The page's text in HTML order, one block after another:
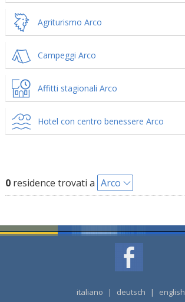
Agriturismo Arco
Campeggi Arco
Affitti stagionali Arco
Hotel con centro benessere Arco
0residence trovati a Arco
italiano | deutsch | english